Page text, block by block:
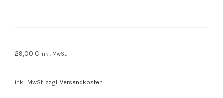
29,00 € inkl. MwSt.
inkl. MwSt. zzgl. Versandkosten